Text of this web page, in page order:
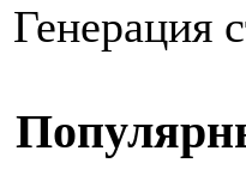
Генерация